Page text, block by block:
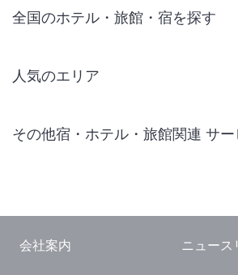
全国のホテル・旅館・宿を探す
人気のエリア
仙台 ホテル
東京ドーム ホテル
その他宿・ホテル・旅館関連 サー
会社案内 ニュース